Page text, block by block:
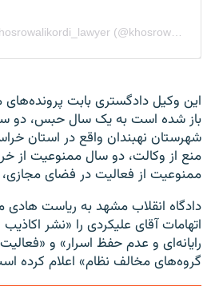
این وکیل دادگستری بابت پرونده‌های
باز شده است به یک سال حبس، دو
شهرستان نهبندان واقع در استان
منع از وکالت، دو سال ممنوعیت از
ممنوعیت از فعالیت در فضای
دادگاه انقلاب مشهد به ریاست هادی
اتهامات آقای علیکردی را «نشر
رایانه‌ای و عدم حفظ اسرار» و
گروه‌های مخالف نظام» اعلام کرده